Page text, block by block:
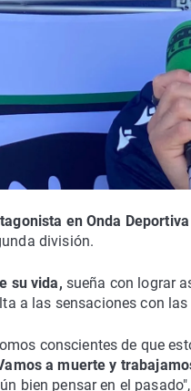
en Onda
división.
su vida, sueña con lograr
a las sensaciones con
conscientes de que
a muerte y
bien pensar en el